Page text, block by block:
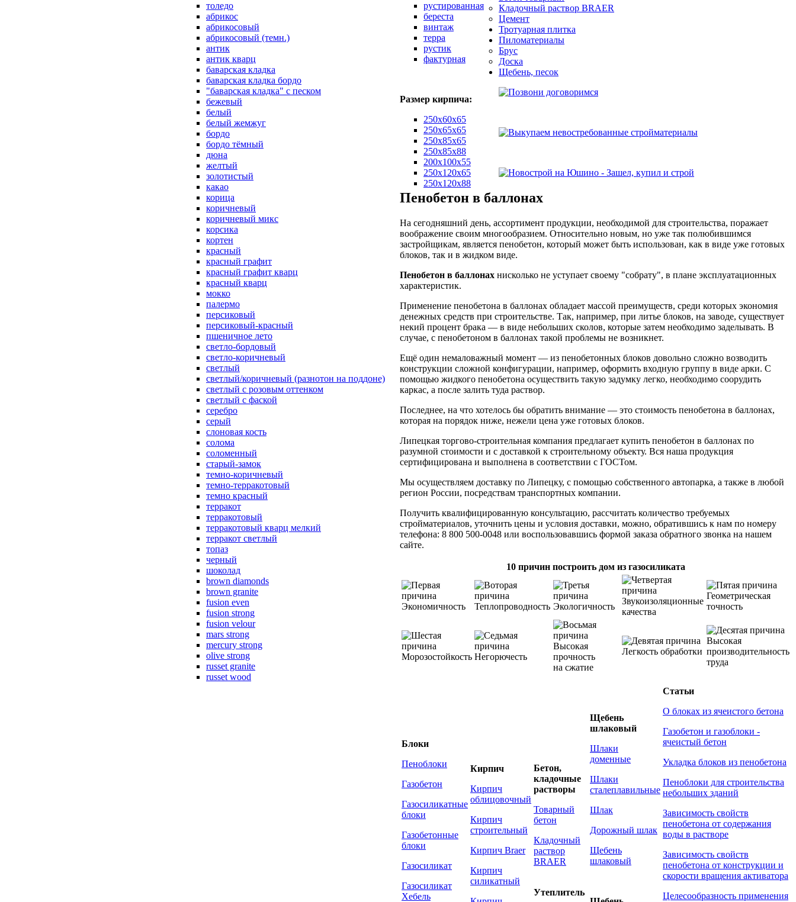
толедо
абрикос
абрикосовый
абрикосовый (темн.)
антик
антик кварц
баварская кладка
баварская кладка бордо
"баварская кладка" с песком
бежевый
белый
белый жемжуг
бордо
бордо тёмный
дюна
желтый
золотистый
какао
корица
коричневый
коричневый микс
корсика
кортен
красный
красный графит
красный графит кварц
красный кварц
мокко
палермо
персиковый
персиковый-красный
пшеничное лето
светло-бордовый
светло-коричневый
светлый
светлый/коричневый (разнотон на поддоне)
светлый с розовым оттенком
светлый с фаской
серебро
серый
слоновая кость
солома
соломенный
старый-замок
темно-коричневый
темно-терракотовый
темно красный
терракот
терракотовый
терракотовый кварц мелкий
терракот светлый
топаз
черный
шоколад
brown diamonds
brown granite
fusion even
fusion strong
fusion velour
mars strong
mercury strong
olive strong
russet granite
russet wood
рустированная
береста
винтаж
терра
рустик
фактурная
Размер кирпича:
250х60х65
250х65х65
250х85х65
250х85х88
200х100х55
250х120х65
250х120х88
Кладочный раствор BRAER
Цемент
Тротуарная плитка
Пиломатериалы
Брус
Доска
Щебень, песок
Пенобетон в баллонах
На сегодняшний день, ассортимент продукции, необходимой для строительства, поражает
воображение своим многообразием. Относительно новым, но уже так полюбившимся
застройщикам, является пенобетон, который может быть использован, как в виде уже готовых
блоков, так и в жидком виде.
Пенобетон в баллонах нисколько не уступает своему "собрату", в плане эксплуатационных
характеристик.
Применение пенобетона в баллонах обладает массой преимуществ, среди которых экономия
денежных средств при строительстве. Так, например, при литье блоков, на заводе, существует
некий процент брака — в виде небольших сколов, которые затем необходимо заделывать. В
случае, с пенобетоном в баллонах такой проблемы не возникнет.
Ещё один немаловажный момент — из пенобетонных блоков довольно сложно возводить
конструкции сложной конфигурации, например, оформить входную группу в виде арки. С
помощью жидкого пенобетона осуществить такую задумку легко, необходимо соорудить
каркас, а после залить туда раствор.
Последнее, на что хотелось бы обратить внимание — это стоимость пенобетона в баллонах,
которая на порядок ниже, нежели цена уже готовых блоков.
Липецкая торгово-строительная компания предлагает купить пенобетон в баллонах по
разумной стоимости и с доставкой к строительному объекту. Вся наша продукция
сертифицирована и выполнена в соответствии с ГОСТом.
Мы осуществляем доставку по Липецку, с помощью собственного автопарка, а также в любой
регион России, посредствам транспортных компании.
Получить квалифицированную консультацию, рассчитать количество требуемых
стройматериалов, уточнить цены и условия доставки, можно, обратившись к нам по номеру
телефона: 8 800 500-0048 или воспользовавшись формой заказа обратного звонка на нашем
сайте.
10 причин построить дом из газосиликата
Экономичность Теплопроводность Экологичность
Звукоизоляционные
качества
Геометрическая
точность
Морозостойкость Негорючесть
Высокая
прочность
на сжатие
Легкость обработки
Высокая
производительность
труда
Блоки
Пеноблоки
Газобетон
Газосиликатные
блоки
Газобетонные
блоки
Газосиликат
Газосиликат
Хебель
Кирпич
Кирпич
облицовочный
Кирпич
строительный
Кирпич Braer
Кирпич
силикатный
Бетон,
кладочные
растворы
Товарный
бетон
Кладочный
раствор
BRAER
Утеплитель
Щебень
шлаковый
Шлаки
доменные
Шлаки
сталеплавильные
Шлак
Дорожный шлак
Щебень
шлаковый
Статьи
О блоках из ячеистого бетона
Газобетон и газоблоки -
ячеистый бетон
Укладка блоков из пенобетона
Пеноблоки для строительства
небольших зданий
Зависимость свойств
пенобетона от содержания
воды в растворе
Зависимость свойств
пенобетона от конструкции и
скорости вращения активатора
Целесообразность применения